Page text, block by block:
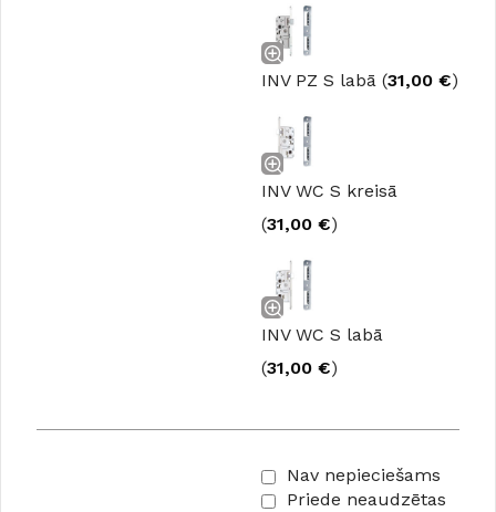
INV PZ S labā (31,00 €)
INV WC S kreisā
(31,00 €)
INV WC S labā
(31,00 €)
Nav nepieciešams
Priede neaudzētas